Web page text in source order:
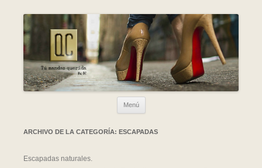
Menú
ARCHIVO DE LA CATEGORÍA: ESCAPADAS
Escapadas naturales.